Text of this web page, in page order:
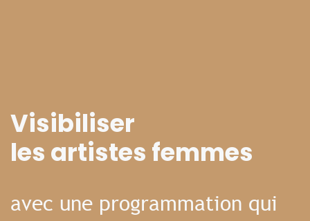
Visibiliser
les artistes femmes
avec une programmation qui